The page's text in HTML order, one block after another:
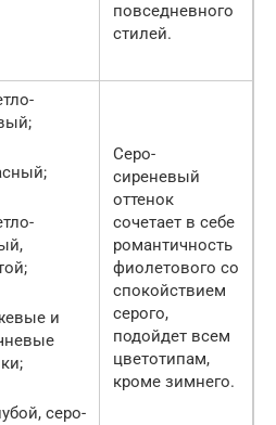
повседневного
стилей.
и
серо-
Серо-
сиреневый
оттенок
сочетает в себе
романтичность
фиолетового со
спокойствием
серого,
подойдет всем
цветотипам,
кроме зимнего.